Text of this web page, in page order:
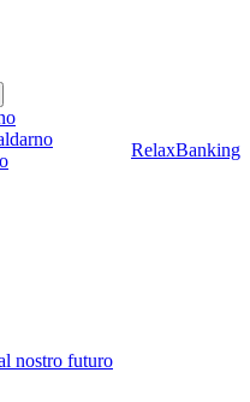
RelaxBanking
nostro futuro